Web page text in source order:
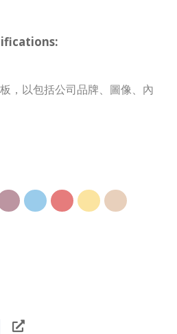
，以包括公司品牌、圖像、內